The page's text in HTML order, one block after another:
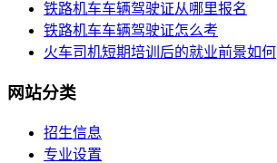
铁路机车车辆驾驶证从哪里报名
铁路机车车辆驾驶证怎么考
火车司机短期培训后的就业前景如何
网站分类
招生信息
专业设置